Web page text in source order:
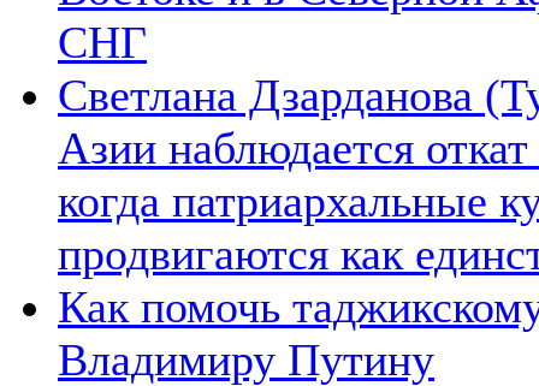
СНГ
Светлана Дзарданова
Азии наблюдается
когда патриархальные
продвигаются как
Как помочь
Владимиру Путину